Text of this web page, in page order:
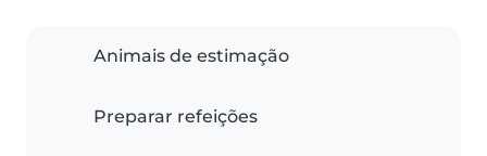
Animais de estimação
Preparar refeições